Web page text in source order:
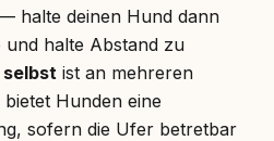
halte deinen Hund dann
und halte Abstand zu
ist an mehreren
Hunden eine
sofern die Ufer betretbar